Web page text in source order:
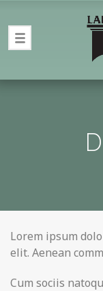
Lorem ipsum
elit. Aenean
Cum sociis